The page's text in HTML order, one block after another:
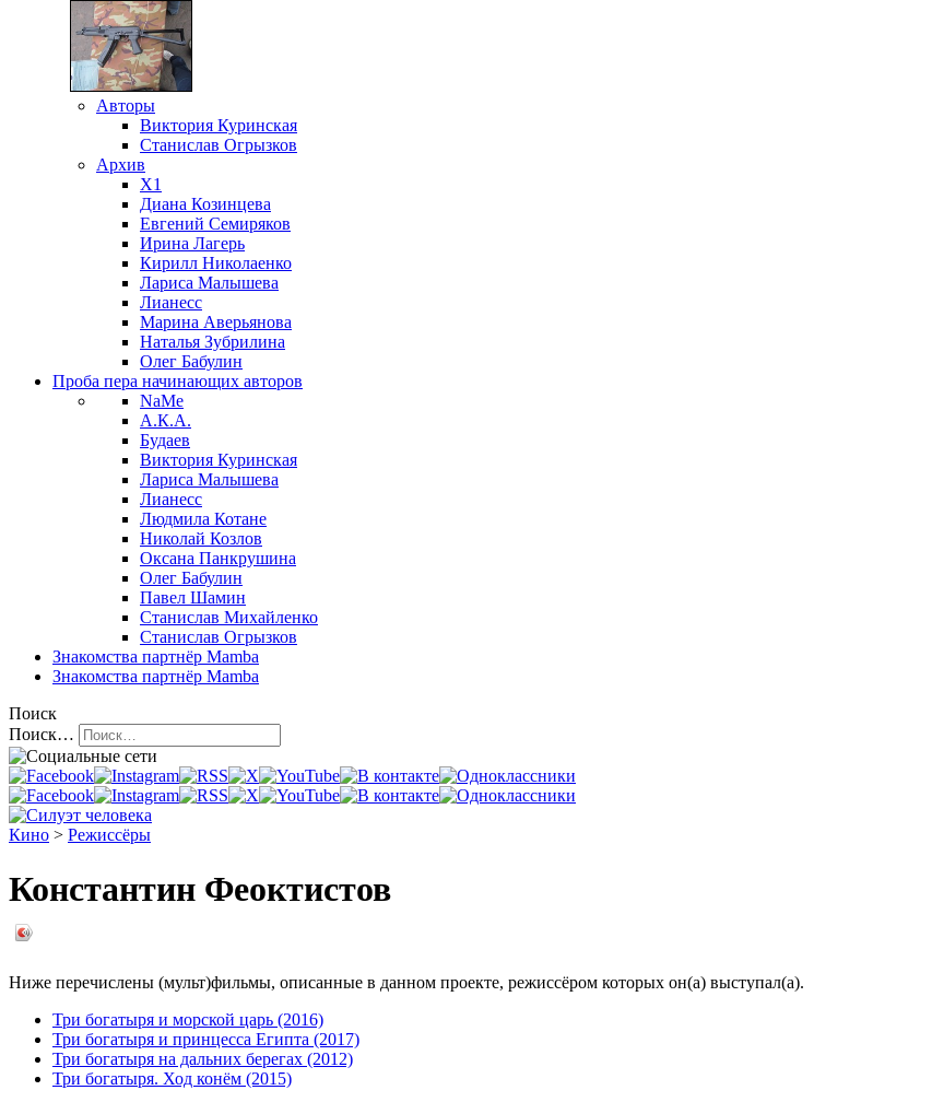
Авторы
Виктория Куринская
Станислав Огрызков
Архив
X1
Диана Козинцева
Евгений Семиряков
Ирина Лагерь
Кирилл Николаенко
Лариса Малышева
Лианесс
Марина Аверьянова
Наталья Зубрилина
Олег Бабулин
Проба пера начинающих авторов
NaMe
А.К.А.
Будаев
Виктория Куринская
Лариса Малышева
Лианесс
Людмила Котане
Николай Козлов
Оксана Панкрушина
Олег Бабулин
Павел Шамин
Станислав Михайленко
Станислав Огрызков
Знакомства партнёр Mamba
Знакомства партнёр Mamba
Поиск
Поиск…
Кино > Режиссёры
Константин Феоктистов
Ниже перечислены (мульт)фильмы, описанные в данном проекте, режиссёром которых он(а) выступал(а).
Три богатыря и морской царь (2016)
Три богатыря и принцесса Египта (2017)
Три богатыря на дальних берегах (2012)
Три богатыря. Ход конём (2015)